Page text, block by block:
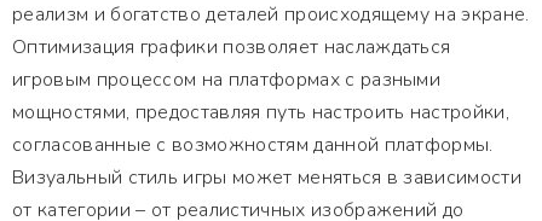
реализм и богатство деталей происходящему на экране.
Оптимизация графики позволяет наслаждаться
игровым процессом на платформах с разными
мощностями, предоставляя путь настроить настройки,
согласованные с возможностям данной платформы.
Визуальный стиль игры может меняться в зависимости
от категории – от реалистичных изображений до